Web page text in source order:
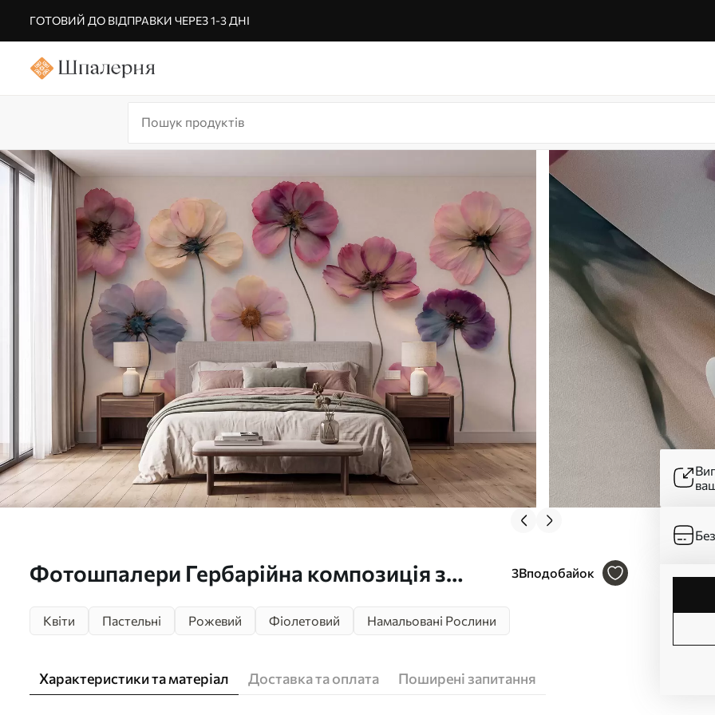
ГОТОВИЙ ДО ВІДПРАВКИ ЧЕРЕЗ 1-3 ДНІ
Фотошпалери Гербарійна композиція з
w09911
3Вподобайок
Квіти Пастельні Рожевий Фіолетовий Намальовані Рослини
Характеристики та матеріал Доставка та оплата Поширені запитання